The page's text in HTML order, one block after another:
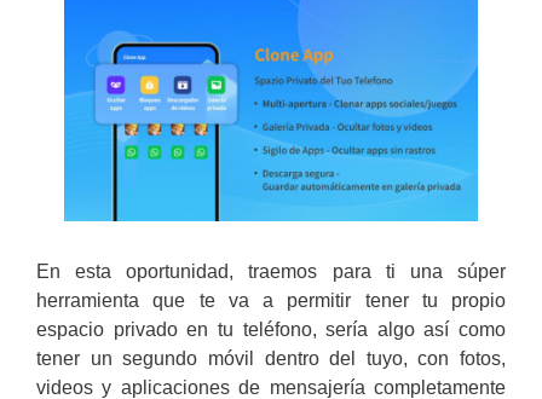
En esta oportunidad, traemos para ti una súper
herramienta que te va a permitir tener tu propio
espacio privado en tu teléfono, sería algo así como
tener un segundo móvil dentro del tuyo, con fotos,
videos y aplicaciones de mensajería completamente